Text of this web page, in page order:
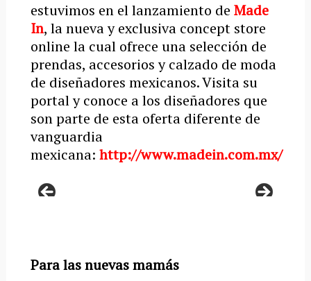
estuvimos en el lanzamiento de Made
In, la nueva y exclusiva concept store
online la cual ofrece una selección de
prendas, accesorios y calzado de moda
de diseñadores mexicanos. Visita su
portal y conoce a los diseñadores que
son parte de esta oferta diferente de
vanguardia
mexicana: http://www.madein.com.mx/
Para las nuevas mamás